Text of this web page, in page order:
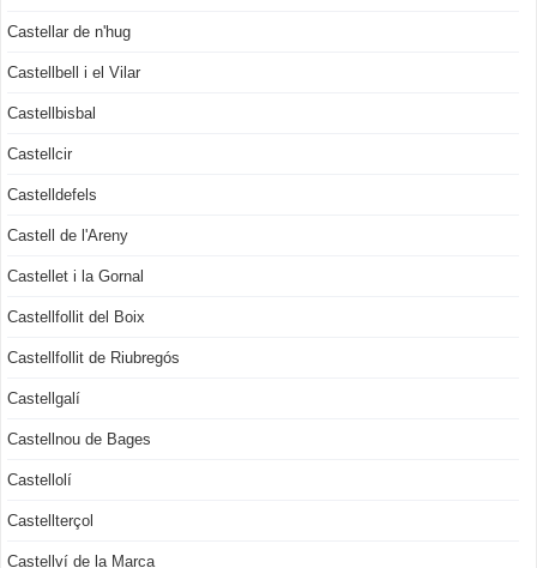
Castellar de n'hug
Castellbell i el Vilar
Castellbisbal
Castellcir
Castelldefels
Castell de l'Areny
Castellet i la Gornal
Castellfollit del Boix
Castellfollit de Riubregós
Castellgalí
Castellnou de Bages
Castellolí
Castellterçol
Castellví de la Marca